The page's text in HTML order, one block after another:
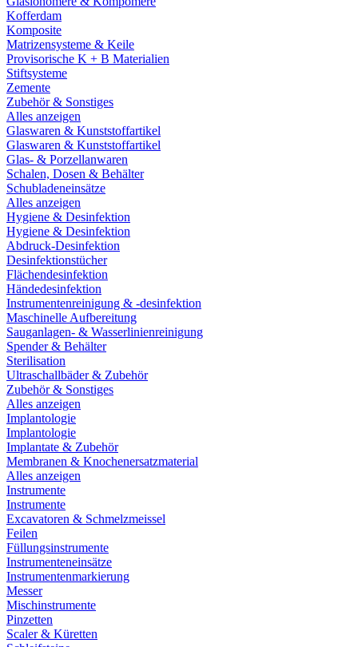
Kofferdam
Komposite
Matrizensysteme & Keile
Provisorische K + B Materialien
Stiftsysteme
Zemente
Zubehör & Sonstiges
Alles anzeigen
Glaswaren & Kunststoffartikel
Glaswaren & Kunststoffartikel
Glas- & Porzellanwaren
Schalen, Dosen & Behälter
Schubladeneinsätze
Alles anzeigen
Hygiene & Desinfektion
Hygiene & Desinfektion
Abdruck-Desinfektion
Desinfektionstücher
Flächendesinfektion
Händedesinfektion
Instrumentenreinigung & -desinfektion
Maschinelle Aufbereitung
Sauganlagen- & Wasserlinienreinigung
Spender & Behälter
Sterilisation
Ultraschallbäder & Zubehör
Zubehör & Sonstiges
Alles anzeigen
Implantologie
Implantologie
Implantate & Zubehör
Membranen & Knochenersatzmaterial
Alles anzeigen
Instrumente
Instrumente
Excavatoren & Schmelzmeissel
Feilen
Füllungsinstrumente
Instrumenteneinsätze
Instrumentenmarkierung
Messer
Mischinstrumente
Pinzetten
Scaler & Küretten